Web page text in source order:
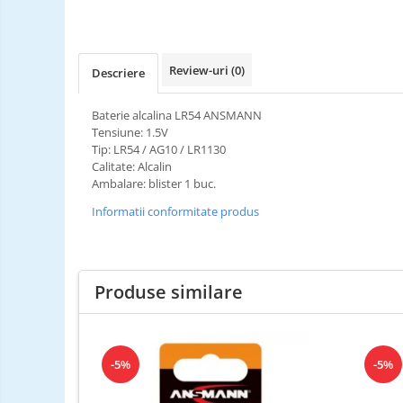
Descriere Review-uri (0)
Baterie alcalina LR54 ANSMANN
Tensiune: 1.5V
Tip: LR54 / AG10 / LR1130
Calitate: Alcalin
Ambalare: blister 1 buc.
Informatii conformitate produs
Produse similare
-5% -5%